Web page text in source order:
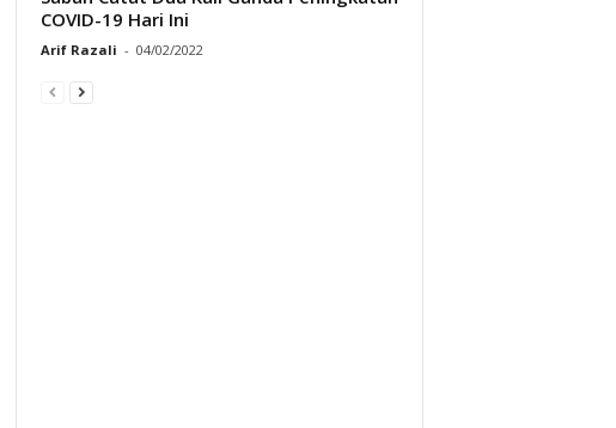
COVID-19 Hari Ini
Arif Razali - 04/02/2022